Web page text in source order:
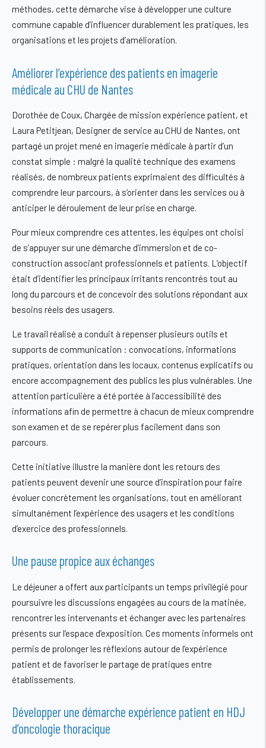
méthodes, cette démarche vise à développer une culture
commune capable d’influencer durablement les pratiques, les
organisations et les projets d’amélioration.
Améliorer l’expérience des patients en imagerie
médicale au CHU de Nantes
Dorothée de Coux, Chargée de mission expérience patient, et
Laura Petitjean, Designer de service au CHU de Nantes, ont
partagé un projet mené en imagerie médicale à partir d’un
constat simple : malgré la qualité technique des examens
réalisés, de nombreux patients exprimaient des difficultés à
comprendre leur parcours, à s’orienter dans les services ou à
anticiper le déroulement de leur prise en charge.
Pour mieux comprendre ces attentes, les équipes ont choisi
de s’appuyer sur une démarche d’immersion et de co-
construction associant professionnels et patients. L’objectif
était d’identifier les principaux irritants rencontrés tout au
long du parcours et de concevoir des solutions répondant aux
besoins réels des usagers.
Le travail réalisé a conduit à repenser plusieurs outils et
supports de communication : convocations, informations
pratiques, orientation dans les locaux, contenus explicatifs ou
encore accompagnement des publics les plus vulnérables. Une
attention particulière a été portée à l’accessibilité des
informations afin de permettre à chacun de mieux comprendre
son examen et de se repérer plus facilement dans son
parcours.
Cette initiative illustre la manière dont les retours des
patients peuvent devenir une source d’inspiration pour faire
évoluer concrètement les organisations, tout en améliorant
simultanément l’expérience des usagers et les conditions
d’exercice des professionnels.
Une pause propice aux échanges
Le déjeuner a offert aux participants un temps privilégié pour
poursuivre les discussions engagées au cours de la matinée,
rencontrer les intervenants et échanger avec les partenaires
présents sur l’espace d’exposition. Ces moments informels ont
permis de prolonger les réflexions autour de l’expérience
patient et de favoriser le partage de pratiques entre
établissements.
Développer une démarche expérience patient en HDJ
d’oncologie thoracique